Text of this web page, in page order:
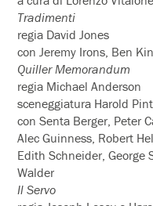
Tradimenti
regia David Jones
con Jeremy Irons, Ben
Quiller Memorandum
regia Michael Anderson
sceneggiatura Harold
con Senta Berger, Peter
Alec Guinness, Robert
Edith Schneider, George
Walder
Il Servo